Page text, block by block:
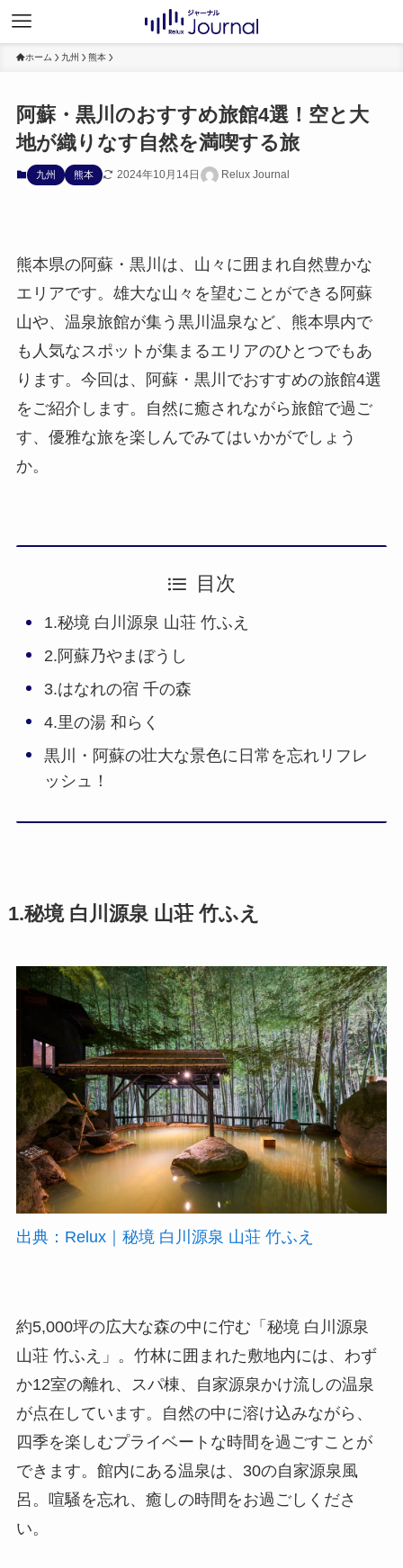
ホーム 九州 熊本
阿蘇・黒川のおすすめ旅館4選！空と大
地が織りなす自然を満喫する旅
九州 熊本 2024年10月14日 Relux Journal
熊本県の阿蘇・黒川は、山々に囲まれ自然豊かな
エリアです。雄大な山々を望むことができる阿蘇
山や、温泉旅館が集う黒川温泉など、熊本県内で
も人気なスポットが集まるエリアのひとつでもあ
ります。今回は、阿蘇・黒川でおすすめの旅館4選
をご紹介します。自然に癒されながら旅館で過ご
す、優雅な旅を楽しんでみてはいかがでしょう
か。
目次
1.秘境 白川源泉 山荘 竹ふえ
2.阿蘇乃やまぼうし
3.はなれの宿 千の森
4.里の湯 和らく
黒川・阿蘇の壮大な景色に日常を忘れリフレ
ッシュ！
1.秘境 白川源泉 山荘 竹ふえ
出典：Relux｜秘境 白川源泉 山荘 竹ふえ
約5,000坪の広大な森の中に佇む「秘境 白川源泉
山荘 竹ふえ」。竹林に囲まれた敷地内には、わず
か12室の離れ、スパ棟、自家源泉かけ流しの温泉
が点在しています。自然の中に溶け込みながら、
四季を楽しむプライベートな時間を過ごすことが
できます。館内にある温泉は、30の自家源泉風
呂。喧騒を忘れ、癒しの時間をお過ごしくださ
い。